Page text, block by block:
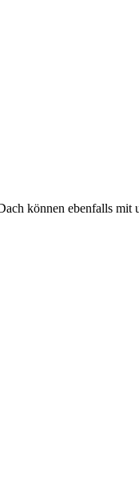
können ebenfalls